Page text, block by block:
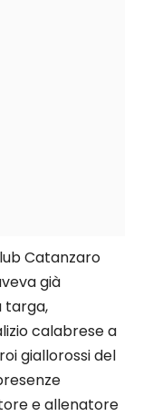
Catanzaro
già
targa,
calabrese a
giallorossi del
e allenatore